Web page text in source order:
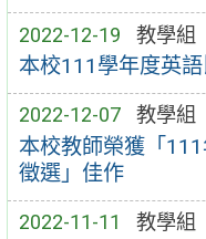
2022-12-19 教學組
本校111學年度英
2022-12-07 教學組
本校教師榮獲「
徵選」佳作
2022-11-11 教學組